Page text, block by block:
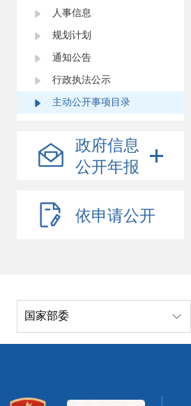
人事信息
规划计划
通知公告
行政执法公示
主动公开事项目录
政府信息
公开年报
依申请公开
国家部委